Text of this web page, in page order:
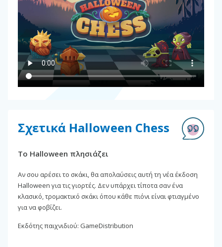
Σχετικά Halloween Chess
Το Halloween πλησιάζει
Αν σου αρέσει το σκάκι, θα απολαύσεις αυτή τη νέα έκδοση
Halloween για τις γιορτές. Δεν υπάρχει τίποτα σαν ένα
κλασικό, τρομακτικό σκάκι όπου κάθε πιόνι είναι φτιαγμένο
για να φοβίζει.
Εκδότης παιχνιδιού: GameDistribution